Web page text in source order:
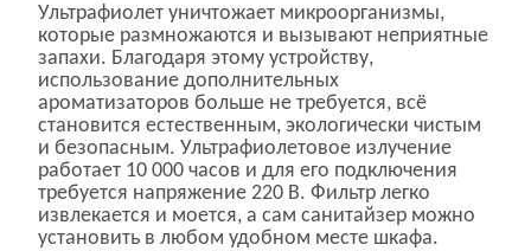
Ультрафиолет уничтожает микроорганизмы,
которые размножаются и вызывают неприятные
запахи. Благодаря этому устройству,
использование дополнительных
ароматизаторов больше не требуется, всё
становится естественным, экологически чистым
и безопасным. Ультрафиолетовое излучение
работает 10 000 часов и для его подключения
требуется напряжение 220 В. Фильтр легко
извлекается и моется, а сам санитайзер можно
установить в любом удобном месте шкафа.